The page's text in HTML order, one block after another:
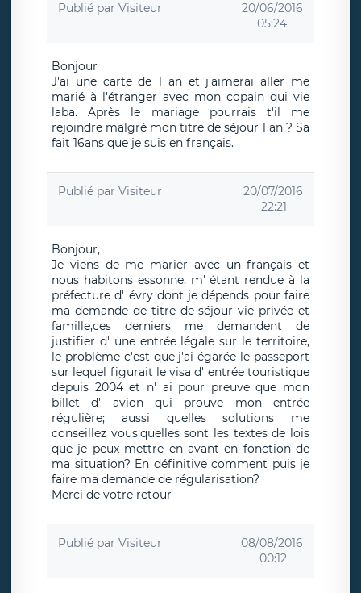
Publié par Visiteur
20/06/2016
05:24
Bonjour
J'ai une carte de 1 an et j'aimerai aller me
marié à l'étranger avec mon copain qui vie
laba. Après le mariage pourrais t'il me
rejoindre malgré mon titre de séjour 1 an ? Sa
fait 16ans que je suis en français.
Publié par Visiteur
20/07/2016
22:21
Bonjour,
Je viens de me marier avec un français et
nous habitons essonne, m' étant rendue à la
préfecture d' évry dont je dépends pour faire
ma demande de titre de séjour vie privée et
famille,ces derniers me demandent de
justifier d' une entrée légale sur le territoire,
le problème c'est que j'ai égarée le passeport
sur lequel figurait le visa d' entrée touristique
depuis 2004 et n' ai pour preuve que mon
billet d' avion qui prouve mon entrée
régulière; aussi quelles solutions me
conseillez vous,quelles sont les textes de lois
que je peux mettre en avant en fonction de
ma situation? En définitive comment puis je
faire ma demande de régularisation?
Merci de votre retour
Publié par Visiteur
08/08/2016
00:12